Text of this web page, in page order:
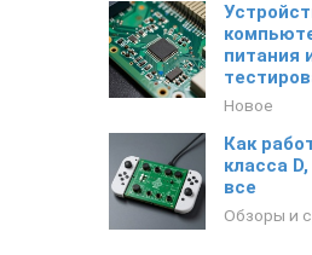
питания
Новое
Как
класса
все
Обзоры и